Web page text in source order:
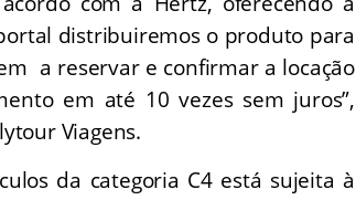
distribuiremos o produto para
a reservar e confirmar a locação
em até 10 vezes sem juros”,
Viagens.
da categoria C4 está sujeita à